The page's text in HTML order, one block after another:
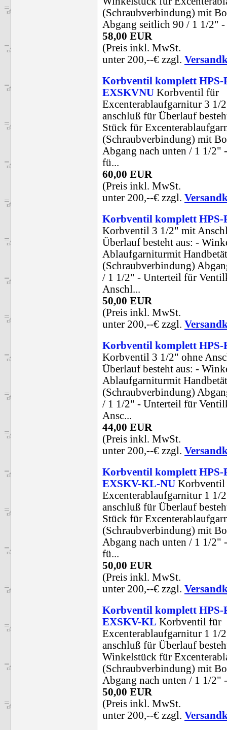
(Schraubverbindung) mit
Abgang seitlich 90 / 1 1/2" -
58,00 EUR
(Preis inkl. MwSt.
unter 200,--€ zzgl.
Korbventil komplett HPS-
EXSKVNU Korbventil für
Excenterablaufgarnitur 3 1/
anschluß für Überlauf
Stück für
(Schraubverbindung) mit
Abgang nach unten / 1 1/2"
fü...
60,00 EUR
(Preis inkl. MwSt.
unter 200,--€ zzgl.
Korbventil komplett HPS-
Korbventil 3 1/2" mit
Überlauf besteht aus: -
Ablaufgarniturmit
(Schraubverbindung)
/ 1 1/2" - Unterteil für
Anschl...
50,00 EUR
(Preis inkl. MwSt.
unter 200,--€ zzgl.
Korbventil komplett HPS-
Korbventil 3 1/2" ohne
Überlauf besteht aus: -
Ablaufgarniturmit
(Schraubverbindung)
/ 1 1/2" - Unterteil für
Ansc...
44,00 EUR
(Preis inkl. MwSt.
unter 200,--€ zzgl.
Korbventil komplett HPS-
EXSKV-KL-NU Korbventil
Excenterablaufgarnitur 1 1/
anschluß für Überlauf
Stück für
(Schraubverbindung) mit
Abgang nach unten / 1 1/2"
fü...
50,00 EUR
(Preis inkl. MwSt.
unter 200,--€ zzgl.
Korbventil komplett HPS-
EXSKV-KL Korbventil für
Excenterablaufgarnitur 1 1/
anschluß für Überlauf
Winkelstück für
(Schraubverbindung) mit
Abgang nach unten / 1 1/2"
50,00 EUR
(Preis inkl. MwSt.
unter 200,--€ zzgl.